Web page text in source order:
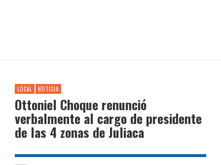
LOCAL NOTICIA
Ottoniel Choque renunció
verbalmente al cargo de presidente
de las 4 zonas de Juliaca